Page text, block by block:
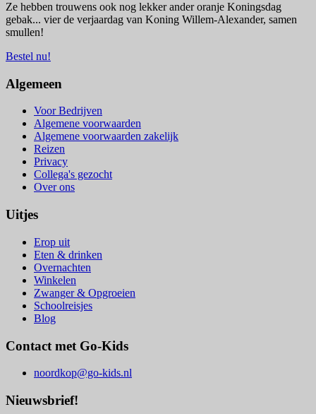
Ze hebben trouwens ook nog lekker ander oranje Koningsdag
gebak... vier de verjaardag van Koning Willem-Alexander, samen
smullen!
Bestel nu!
Algemeen
Voor Bedrijven
Algemene voorwaarden
Algemene voorwaarden zakelijk
Reizen
Privacy
Collega's gezocht
Over ons
Uitjes
Erop uit
Eten & drinken
Overnachten
Winkelen
Zwanger & Opgroeien
Schoolreisjes
Blog
Contact met Go-Kids
noordkop@go-kids.nl
Nieuwsbrief!